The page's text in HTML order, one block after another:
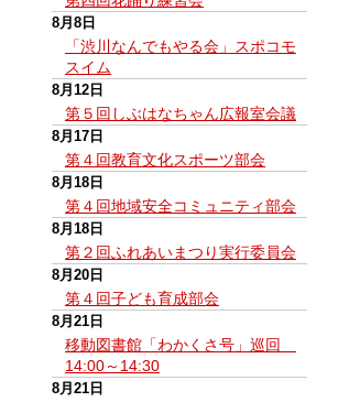
8月8日
「渋川なんでもやる会」スポコモ
スイム
8月12日
第５回しぶはなちゃん広報室会議
8月17日
第４回教育文化スポーツ部会
8月18日
第４回地域安全コミュニティ部会
8月18日
第２回ふれあいまつり実行委員会
8月20日
第４回子ども育成部会
8月21日
移動図書館「わかくさ号」巡回
14:00～14:30
8月21日